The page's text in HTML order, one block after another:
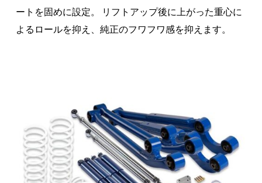
ートを固めに設定。 リフトアップ後に上がった重心に
よるロールを抑え、純正のフワフワ感を抑えます。